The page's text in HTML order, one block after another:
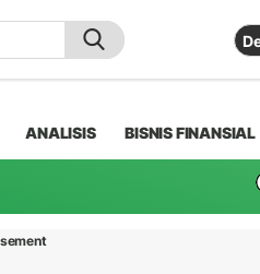
ANALISIS BISNIS FINANSIAL